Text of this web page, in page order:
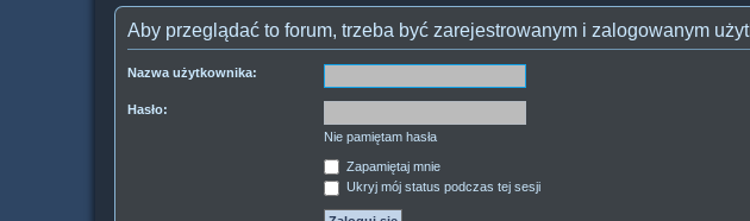
Aby przeglądać to forum, trzeba być zarejestrowanym i zalogowanym
Nazwa użytkownika:
Hasło:
Nie pamiętam hasła
Zapamiętaj mnie
Ukryj mój status podczas tej sesji